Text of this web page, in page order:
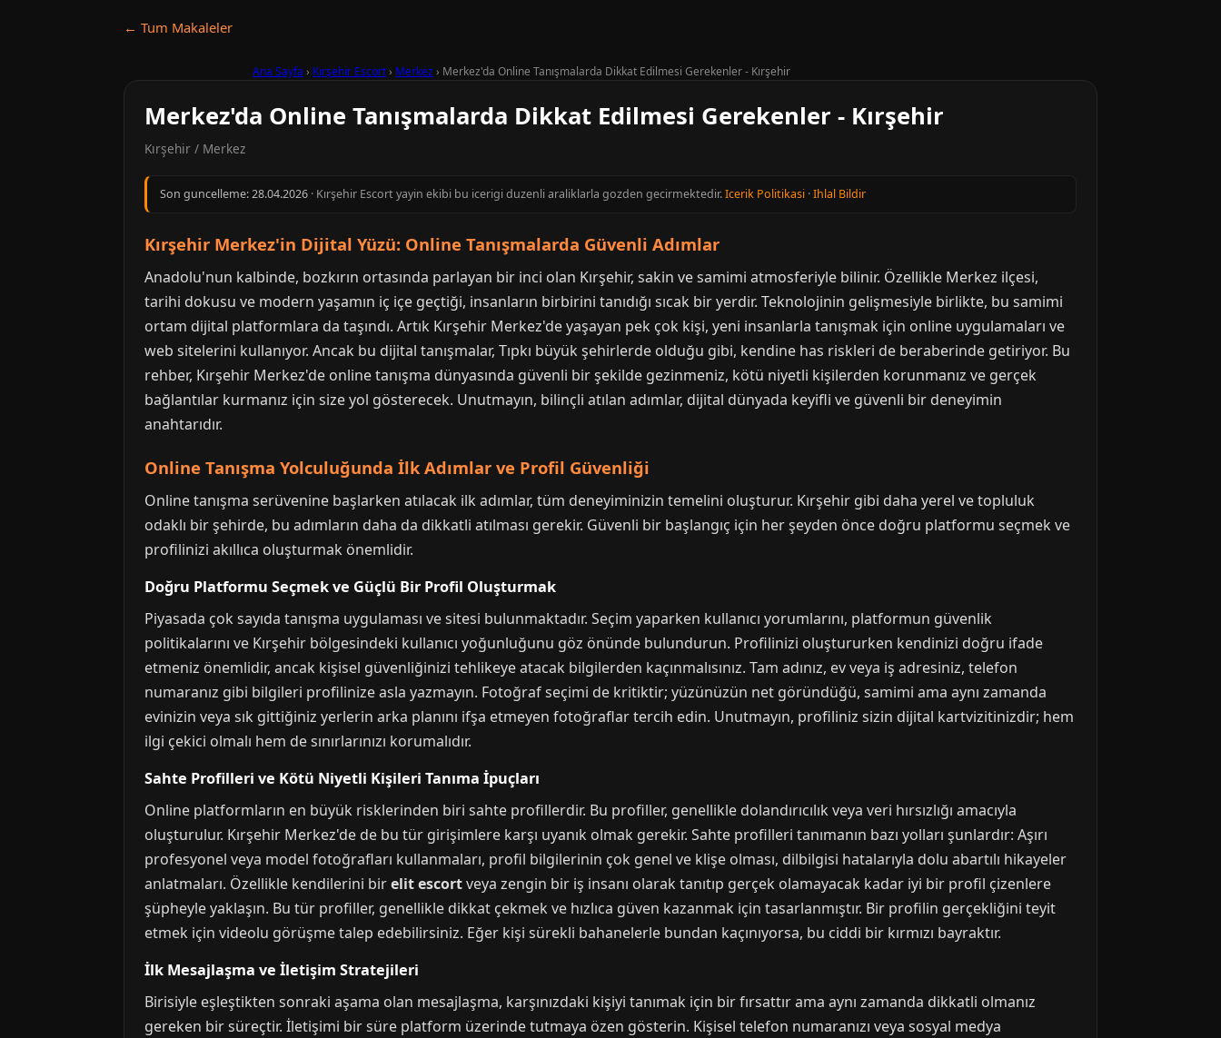
← Tum Makaleler
Ana Sayfa › Kırşehir Escort› Merkez› Merkez'da Online Tanışmalarda Dikkat Edilmesi Gerekenler - Kırşehir
Merkez'da Online Tanışmalarda Dikkat Edilmesi Gerekenler - Kırşehir
Kırşehir / Merkez
Son guncelleme:28.04.2026 · Kırşehir Escort yayin ekibi bu icerigi duzenli araliklarla gozden gecirmektedir.Icerik Politikasi ·Ihlal Bildir
Kırşehir Merkez'in Dijital Yüzü: Online Tanışmalarda Güvenli Adımlar
Anadolu'nun kalbinde, bozkırın ortasında parlayan bir inci olan Kırşehir, sakin ve samimi atmosferiyle bilinir. Özellikle Merkez ilçesi,
tarihi dokusu ve modern yaşamın iç içe geçtiği, insanların birbirini tanıdığı sıcak bir yerdir. Teknolojinin gelişmesiyle birlikte, bu samimi
ortam dijital platformlara da taşındı. Artık Kırşehir Merkez'de yaşayan pek çok kişi, yeni insanlarla tanışmak için online uygulamaları ve
web sitelerini kullanıyor. Ancak bu dijital tanışmalar, Tıpkı büyük şehirlerde olduğu gibi, kendine has riskleri de beraberinde getiriyor. Bu
rehber, Kırşehir Merkez'de online tanışma dünyasında güvenli bir şekilde gezinmeniz, kötü niyetli kişilerden korunmanız ve gerçek
bağlantılar kurmanız için size yol gösterecek. Unutmayın, bilinçli atılan adımlar, dijital dünyada keyifli ve güvenli bir deneyimin
anahtarıdır.
Online Tanışma Yolculuğunda İlk Adımlar ve Profil Güvenliği
Online tanışma serüvenine başlarken atılacak ilk adımlar, tüm deneyiminizin temelini oluşturur. Kırşehir gibi daha yerel ve topluluk
odaklı bir şehirde, bu adımların daha da dikkatli atılması gerekir. Güvenli bir başlangıç için her şeyden önce doğru platformu seçmek ve
profilinizi akıllıca oluşturmak önemlidir.
Doğru Platformu Seçmek ve Güçlü Bir Profil Oluşturmak
Piyasada çok sayıda tanışma uygulaması ve sitesi bulunmaktadır. Seçim yaparken kullanıcı yorumlarını, platformun güvenlik
politikalarını ve Kırşehir bölgesindeki kullanıcı yoğunluğunu göz önünde bulundurun. Profilinizi oluştururken kendinizi doğru ifade
etmeniz önemlidir, ancak kişisel güvenliğinizi tehlikeye atacak bilgilerden kaçınmalısınız. Tam adınız, ev veya iş adresiniz, telefon
numaranız gibi bilgileri profilinize asla yazmayın. Fotoğraf seçimi de kritiktir; yüzünüzün net göründüğü, samimi ama aynı zamanda
evinizin veya sık gittiğiniz yerlerin arka planını ifşa etmeyen fotoğraflar tercih edin. Unutmayın, profiliniz sizin dijital kartvizitinizdir; hem
ilgi çekici olmalı hem de sınırlarınızı korumalıdır.
Sahte Profilleri ve Kötü Niyetli Kişileri Tanıma İpuçları
Online platformların en büyük risklerinden biri sahte profillerdir. Bu profiller, genellikle dolandırıcılık veya veri hırsızlığı amacıyla
oluşturulur. Kırşehir Merkez'de de bu tür girişimlere karşı uyanık olmak gerekir. Sahte profilleri tanımanın bazı yolları şunlardır: Aşırı
profesyonel veya model fotoğrafları kullanmaları, profil bilgilerinin çok genel ve klişe olması, dilbilgisi hatalarıyla dolu abartılı hikayeler
anlatmaları. Özellikle kendilerini birelit escortveya zengin bir iş insanı olarak tanıtıp gerçek olamayacak kadar iyi bir profil çizenlere
şüpheyle yaklaşın. Bu tür profiller, genellikle dikkat çekmek ve hızlıca güven kazanmak için tasarlanmıştır. Bir profilin gerçekliğini teyit
etmek için videolu görüşme talep edebilirsiniz. Eğer kişi sürekli bahanelerle bundan kaçınıyorsa, bu ciddi bir kırmızı bayraktır.
İlk Mesajlaşma ve İletişim Stratejileri
Birisiyle eşleştikten sonraki aşama olan mesajlaşma, karşınızdaki kişiyi tanımak için bir fırsattır ama aynı zamanda dikkatli olmanız
gereken bir süreçtir. İletişimi bir süre platform üzerinde tutmaya özen gösterin. Kişisel telefon numaranızı veya sosyal medya